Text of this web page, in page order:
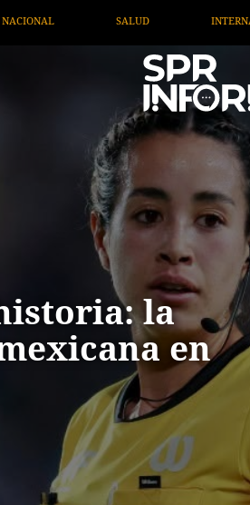
TV MIGRANTE INFORMA
la
en